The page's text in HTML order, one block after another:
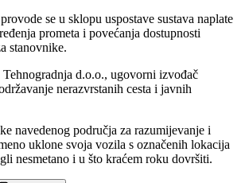
se u sklopu uspostave sustava naplate
prometa i povećanja dostupnosti
stanovnike.
d.o.o., ugovorni izvođač
nerazvrstanih cesta i javnih
navedenog područja za razumijevanje i
uklone svoja vozila s označenih lokacija
nesmetano i u što kraćem roku dovršiti.